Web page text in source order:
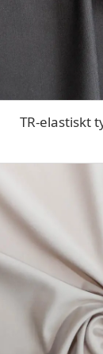
TR-elastiskt